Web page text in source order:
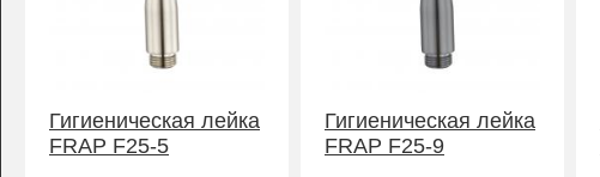
Гигиеническая лейка
FRAP F25-5
Гигиеническая лейка
FRAP F25-9